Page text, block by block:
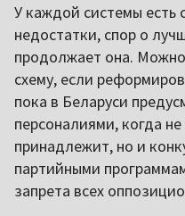
У каждой системы есть
недостатки, спор о
продолжает она.
схему, если
пока в Беларуси
персоналиями, когда
принадлежит, но и
партийными
запрета всех